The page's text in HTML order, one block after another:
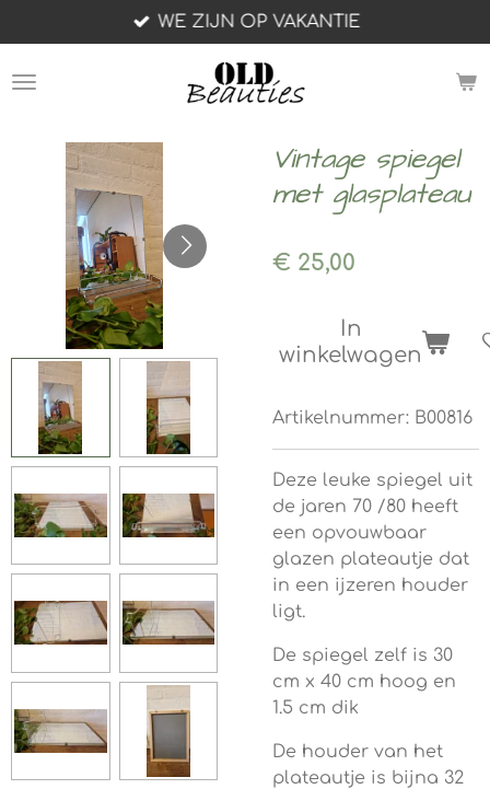
direct
naar
WE ZIJN OP VAKANTIE
Vintage spiegel
met glasplateau
€ 25,00
In
winkelwagen
Artikelnummer: B00816
Deze leuke spiegel uit
de jaren 70 /80 heeft
een opvouwbaar
glazen plateautje dat
in een ijzeren houder
ligt.
De spiegel zelf is 30
cm x 40 cm hoog en
1.5 cm dik
De houder van het
plateautje is bijna 32